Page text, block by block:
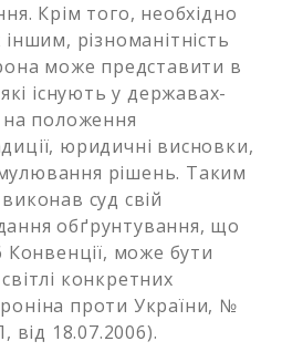
Крім того, необхідно
різноманітність
може представити в
існують у державах-
на положення
юридичні висновки,
рішень. Таким
суд свій
обґрунтування, що
Конвенції, може бути
конкретних
проти України, №
від 18.07.2006).